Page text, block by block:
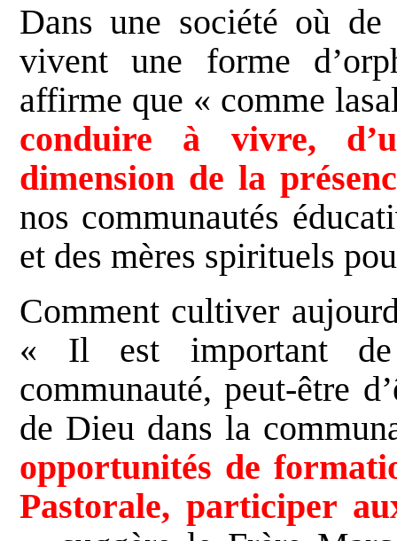
Dans une société où
vivent une forme
affirme que « comme
conduire à vivre,
dimension de la
nos communautés
et des mères spirituels
Comment cultiver
« Il est important de
communauté, peut-être
de Dieu dans la
opportunités de
Pastorale, participer